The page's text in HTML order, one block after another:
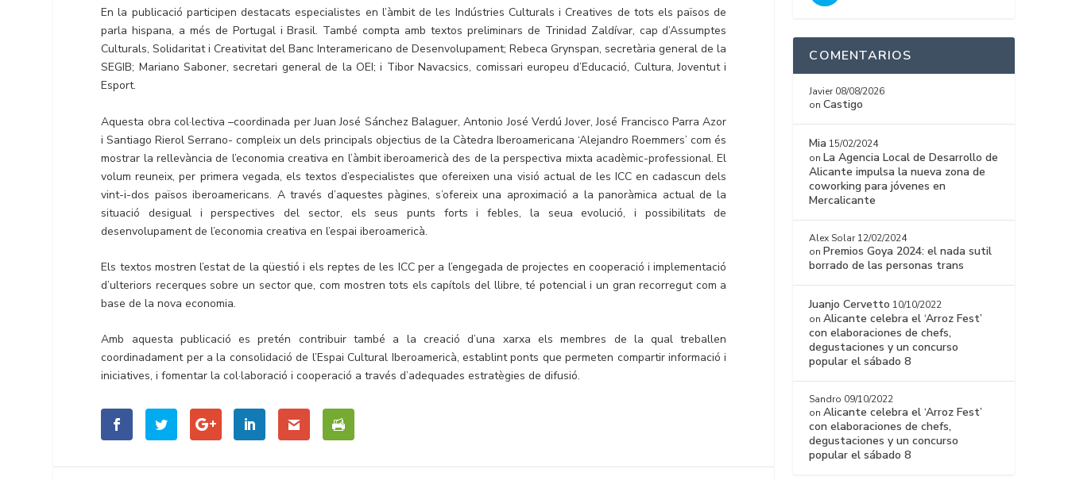
En la publicació participen destacats especialistes en l’àmbit de les Indústries Culturals i Creatives de tots els països de
parla hispana, a més de Portugal i Brasil. També compta amb textos preliminars de Trinidad Zaldívar, cap d’Assumptes
Culturals, Solidaritat i Creativitat del Banc Interamericano de Desenvolupament; Rebeca Grynspan, secretària general de la
SEGIB; Mariano Saboner, secretari general de la OEI; i Tibor Navacsics, comissari europeu d’Educació, Cultura, Joventut i
Esport.
Aquesta obra col·lectiva –coordinada per Juan José Sánchez Balaguer, Antonio José Verdú Jover, José Francisco Parra Azor
i Santiago Rierol Serrano- compleix un dels principals objectius de la Càtedra Iberoamericana ‘Alejandro Roemmers’ com és
mostrar la rellevància de l’economia creativa en l’àmbit iberoamericà des de la perspectiva mixta acadèmic-professional. El
volum reuneix, per primera vegada, els textos d’especialistes que ofereixen una visió actual de les ICC en cadascun dels
vint-i-dos països iberoamericans. A través d’aquestes pàgines, s’ofereix una aproximació a la panoràmica actual de la
situació desigual i perspectives del sector, els seus punts forts i febles, la seua evolució, i possibilitats de
desenvolupament de l’economia creativa en l’espai iberoamericà.
Els textos mostren l’estat de la qüestió i els reptes de les ICC per a l’engegada de projectes en cooperació i implementació
d’ulteriors recerques sobre un sector que, com mostren tots els capítols del llibre, té potencial i un gran recorregut com a
base de la nova economia.
Amb aquesta publicació es pretén contribuir també a la creació d’una xarxa els membres de la qual treballen
coordinadament per a la consolidació de l’Espai Cultural Iberoamericà, establint ponts que permeten compartir informació i
iniciatives, i fomentar la col·laboració i cooperació a través d’adequades estratègies de difusió.
COMENTARIOS
Javier 08/08/2026
onCastigo
Mia 15/02/2024
on La Agencia Local de Desarrollo de
Alicante impulsa la nueva zona de
coworking para jóvenes en
Mercalicante
Alex Solar 12/02/2024
on Premios Goya 2024: el nada sutil
borrado de las personas trans
Juanjo Cervetto 10/10/2022
onAlicante celebra el ‘Arroz Fest’
con elaboraciones de chefs,
degustaciones y un concurso
popular el sábado 8
Sandro 09/10/2022
onAlicante celebra el ‘Arroz Fest’
con elaboraciones de chefs,
degustaciones y un concurso
popular el sábado 8